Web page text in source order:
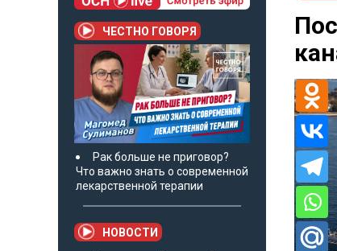
ЧЕСТНО ГОВОРЯ
Рак больше не приговор?
Что важно знать о современной
лекарственной терапии
НОВОСТИ